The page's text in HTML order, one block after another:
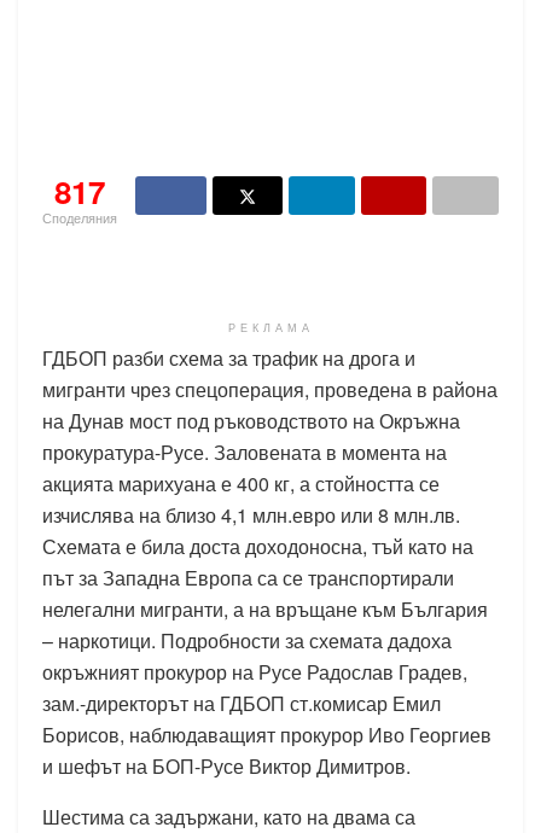
817
Споделяния
РЕКЛАМА
ГДБОП разби схема за трафик на дрога и
мигранти чрез спецоперация, проведена в района
на Дунав мост под ръководството на Окръжна
прокуратура-Русе. Заловената в момента на
акцията марихуана е 400 кг, а стойността се
изчислява на близо 4,1 млн.евро или 8 млн.лв.
Схемата е била доста доходоносна, тъй като на
път за Западна Европа са се транспортирали
нелегални мигранти, а на връщане към България
– наркотици. Подробности за схемата дадоха
окръжният прокурор на Русе Радослав Градев,
зам.-директорът на ГДБОП ст.комисар Емил
Борисов, наблюдаващият прокурор Иво Георгиев
и шефът на БОП-Русе Виктор Димитров.
Шестима са задържани, като на двама са